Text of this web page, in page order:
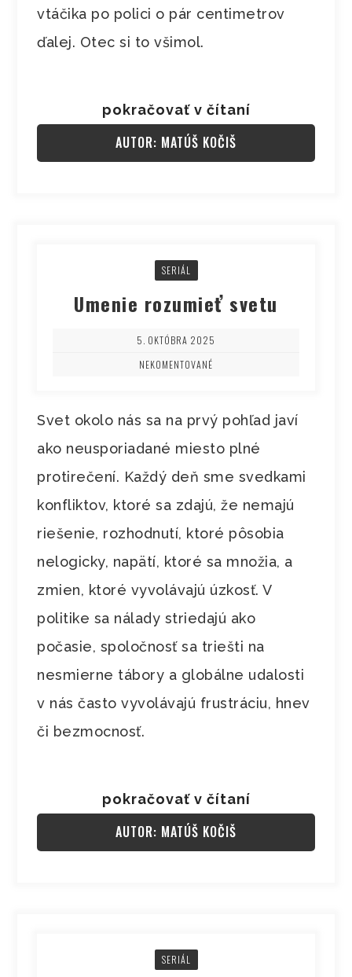
vtáčika po polici o pár centimetrov
ďalej. Otec si to všimol.
pokračovať v čítaní
AUTOR: MATÚŠ KOČIŠ
SERIÁL
Umenie rozumieť svetu
5. OKTÓBRA 2025
NEKOMENTOVANÉ
Svet okolo nás sa na prvý pohľad javí
ako neusporiadané miesto plné
protirečení. Každý deň sme svedkami
konfliktov, ktoré sa zdajú, že nemajú
riešenie, rozhodnutí, ktoré pôsobia
nelogicky, napätí, ktoré sa množia, a
zmien, ktoré vyvolávajú úzkosť. V
politike sa nálady striedajú ako
počasie, spoločnosť sa triešti na
nesmierne tábory a globálne udalosti
v nás často vyvolávajú frustráciu, hnev
či bezmocnosť.
pokračovať v čítaní
AUTOR: MATÚŠ KOČIŠ
SERIÁL